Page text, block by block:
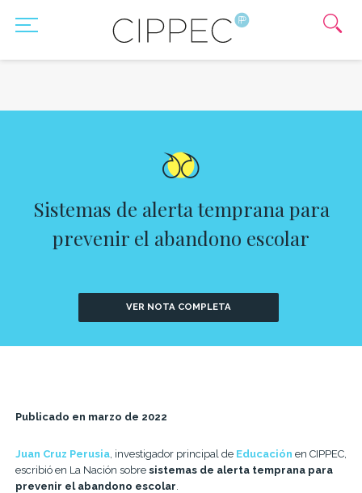
Sistemas de alerta temprana para
prevenir el abandono escolar
VER NOTA COMPLETA
Publicado en marzo de 2022
Juan Cruz Perusia, investigador principal de Educación en CIPPEC,
escribió en La Nación sobre sistemas de alerta temprana para
prevenir el abandono escolar